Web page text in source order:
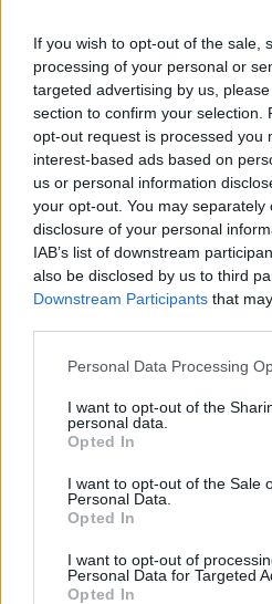
If you wish to opt-out of the sale,
processing of your personal or
targeted advertising by us,
section to confirm your selection.
opt-out request is processed you
interest-based ads based on
us or personal information
your opt-out. You may
disclosure of your personal
IAB’s list of downstream
also be disclosed by us to third
Downstream Participants that
Personal Data Processing
I want to opt-out of the
personal data.
Opted In
I want to opt-out of the Sale
Personal Data.
Opted In
I want to opt-out of
Personal Data for Targeted
Opted In
Καρό φούστα με λάστιχο/Δείτε